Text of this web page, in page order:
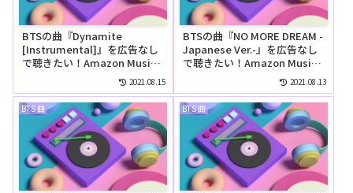
BTSの曲『Dynamite
[Instrumental]』を広告なし
で聴きたい！Amazon Music
Unlimitedの無料お試しでリ
2021.08.15
BTSの曲『NO MORE DREAM -
Japanese Ver.-』を広告なし
で聴きたい！Amazon Music
Unlimitedの無料お試しでリ
2021.08.13
BTS 曲 BTS 曲